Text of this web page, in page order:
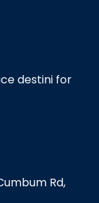
destini for
Rd,